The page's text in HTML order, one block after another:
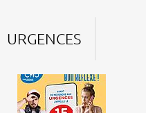
URGENCES